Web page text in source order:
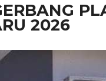
2026